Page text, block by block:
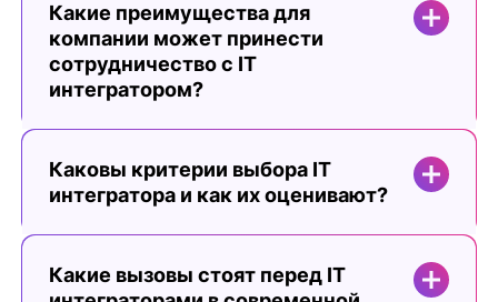
Какие преимущества для
компании может принести
сотрудничество с IT
интегратором?
Каковы критерии выбора IT
интегратора и как их оценивают?
Какие вызовы стоят перед IT